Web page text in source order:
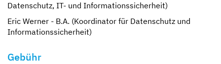
Datenschutz, IT- und Informationssicherheit)
Eric Werner - B.A. (Koordinator für Datenschutz und
Informationssicherheit)
Gebühr